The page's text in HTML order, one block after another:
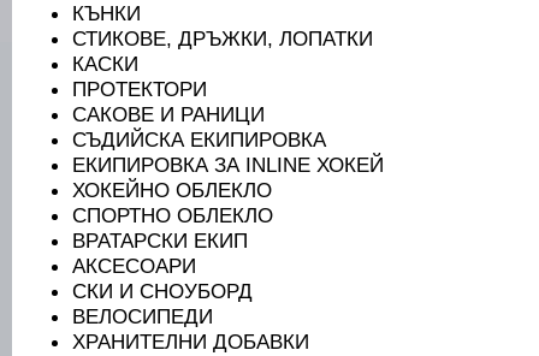
КЪНКИ
СТИКОВЕ, ДРЪЖКИ, ЛОПАТКИ
КАСКИ
ПРОТЕКТОРИ
САКОВЕ И РАНИЦИ
СЪДИЙСКА ЕКИПИРОВКА
ЕКИПИРОВКА ЗА INLINE ХОКЕЙ
ХОКЕЙНО ОБЛЕКЛО
СПОРТНО ОБЛЕКЛО
ВРАТАРСКИ ЕКИП
АКСЕСОАРИ
СКИ И СНОУБОРД
ВЕЛОСИПЕДИ
ХРАНИТЕЛНИ ДОБАВКИ